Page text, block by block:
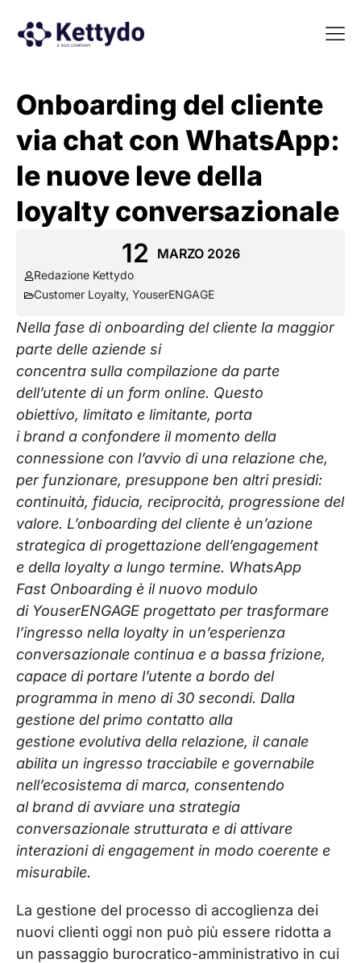
Onboarding del cliente
via chat con WhatsApp:
le nuove leve della
loyalty conversazionale
12 MARZO 2026
Redazione Kettydo
Customer Loyalty, YouserENGAGE
Nella fase di onboarding del cliente la maggior
parte delle aziende si
concentra sulla compilazione da parte
dell’utente di un form online. Questo
obiettivo, limitato e limitante, porta
i brand a confondere il momento della
connessione con l’avvio di una relazione che,
per funzionare, presuppone ben altri presidi:
continuità, fiducia, reciprocità, progressione del
valore. L’onboarding del cliente è un’azione
strategica di progettazione dell’engagement
e della loyalty a lungo termine. WhatsApp
Fast Onboarding è il nuovo modulo
di YouserENGAGE progettato per trasformare
l’ingresso nella loyalty in un’esperienza
conversazionale continua e a bassa frizione,
capace di portare l’utente a bordo del
programma in meno di 30 secondi. Dalla
gestione del primo contatto alla
gestione evolutiva della relazione, il canale
abilita un ingresso tracciabile e governabile
nell’ecosistema di marca, consentendo
al brand di avviare una strategia
conversazionale strutturata e di attivare
interazioni di engagement in modo coerente e
misurabile.
La gestione del processo di accoglienza dei
nuovi clienti oggi non può più essere ridotta a
un passaggio burocratico-amministrativo in cui